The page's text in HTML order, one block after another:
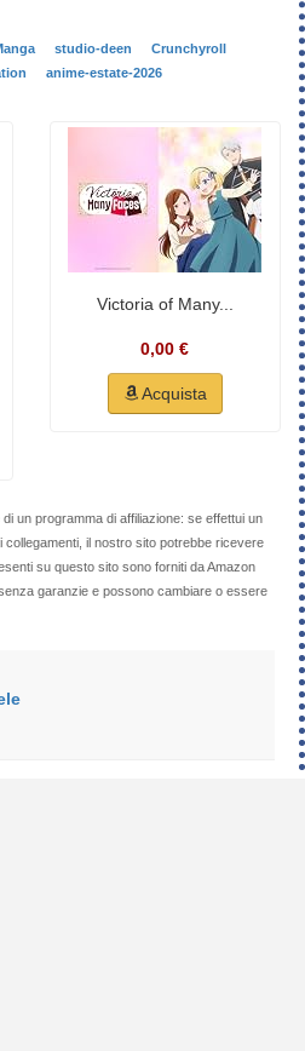
studio-deen
Crunchyroll
anime-estate-2026
Victoria of Many...
0,00 €
Acquista
un programma di affiliazione: se effettui un
il nostro sito potrebbe ricevere
su questo sito sono forniti da Amazon
garanzie e possono cambiare o essere